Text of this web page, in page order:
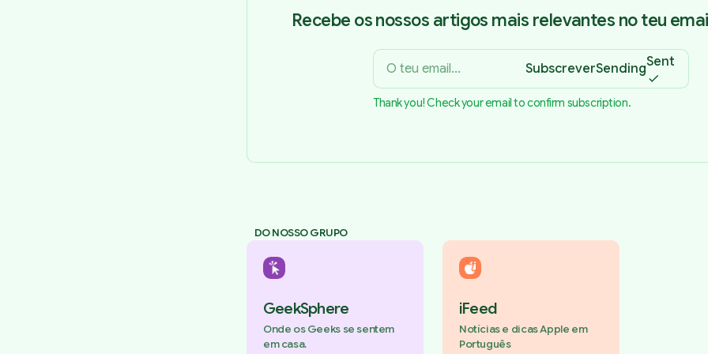
Recebe os nossos artigos mais relevantes no teu
SubscreverSendingSent
Thank you! Check your email to confirm subscription.
DO NOSSO GRUPO
GeekSphere
Onde os Geeks se sentem
em casa.
iFeed
Notícias e dicas Apple em
Português